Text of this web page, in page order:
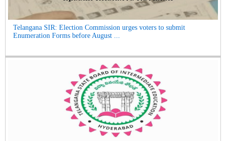
Telangana SIR: Election Commission urges voters to submit
Enumeration Forms before August ...